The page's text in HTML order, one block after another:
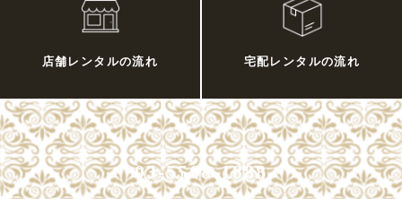
店舗レンタルの流れ 宅配レンタルの流れ
03-5568-1888